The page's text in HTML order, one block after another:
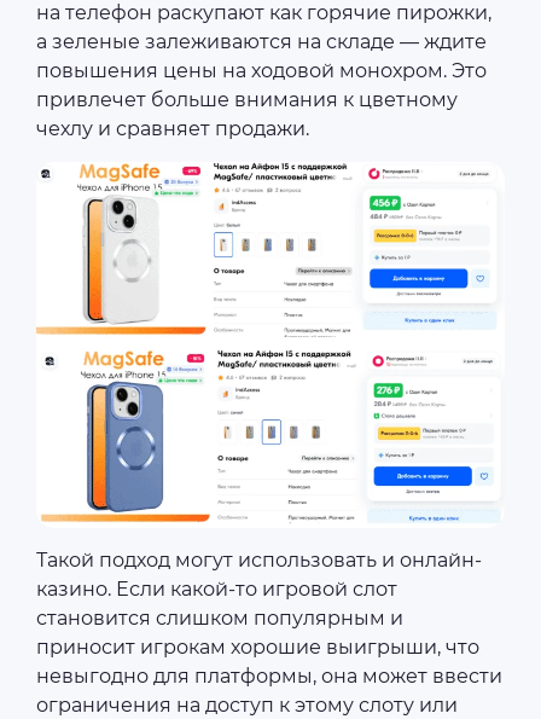
на телефон раскупают как горячие пирожки,
а зеленые залеживаются на складе — ждите
повышения цены на ходовой монохром. Это
привлечет больше внимания к цветному
чехлу и сравняет продажи.
Такой подход могут использовать и онлайн-
казино. Если какой-то игровой слот
становится слишком популярным и
приносит игрокам хорошие выигрыши, что
невыгодно для платформы, она может ввести
ограничения на доступ к этому слоту или